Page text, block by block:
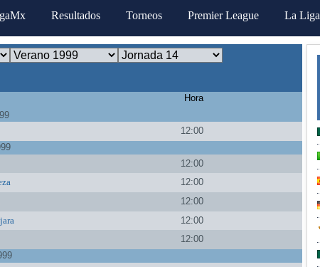
Resultados Torneos Premier League La Liga
Hora
12:00
12:00
12:00
12:00
12:00
12:00